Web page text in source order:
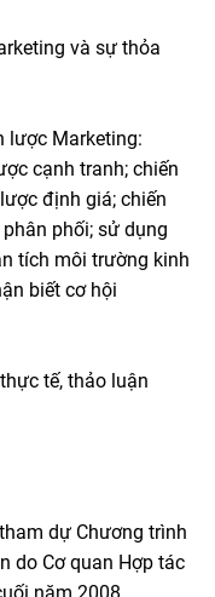
và sự thỏa
lược Marketing:
cạnh tranh; chiến
định giá; chiến
phối; sử dụng
tích môi trường kinh
biết cơ hội
tế, thảo luận
dự Chương trình
do Cơ quan Hợp tác